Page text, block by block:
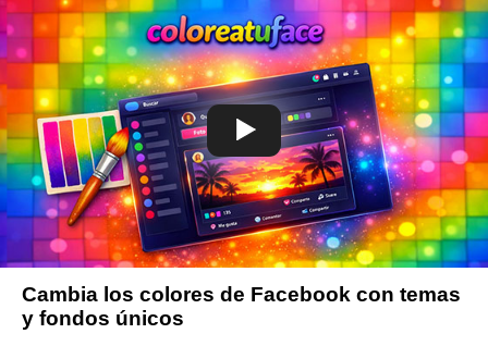
Cambia los colores de Facebook con temas
y fondos únicos